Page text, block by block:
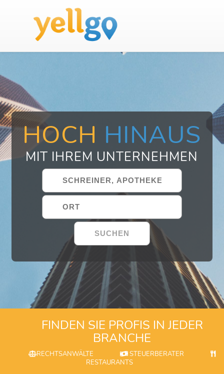
HOCH HINAUS
MIT IHREM UNTERNEHMEN
FINDEN SIE PROFIS IN JEDER
BRANCHE
RECHTSANWÄLTE
STEUERBERATER
RESTAURANTS